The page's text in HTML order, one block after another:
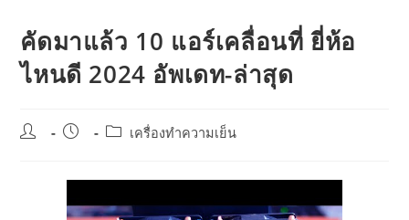
คัดมาแล้ว 10 แอร์เคลื่อนที่ ยี่ห้อ
ไหนดี 2024 อัพเดท-ล่าสุด
Post
Post
Postเครื่องทำความเย็น